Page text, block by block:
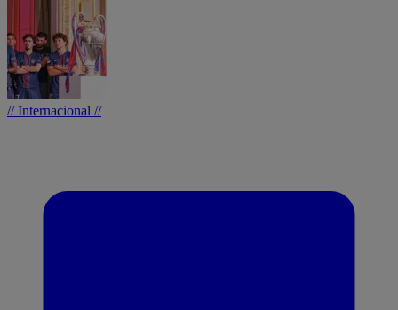
// Internacional //